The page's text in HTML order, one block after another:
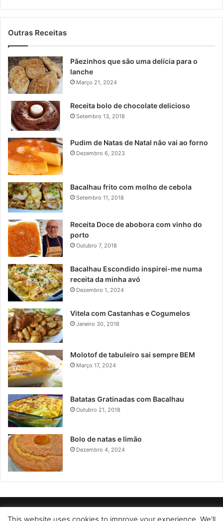
Outras Receitas
Pãezinhos que são uma delícia para o
lanche
Março 21, 2024
Receita bolo de chocolate delicioso
Setembro 13, 2018
Pudim de Natas de Natal não vai ao forno
Dezembro 6, 2023
Bacalhau frito com molho de cebola
Setembro 11, 2018
Receita Doce de abobora com vinho do
porto
Outubro 7, 2018
Bacalhau Escondido inspirei-me numa
receita da minha avó
Dezembro 1, 2024
Vitela com Castanhas e Cogumelos
Janeiro 30, 2018
Molotof de tabuleiro sai sempre BEM
Março 17, 2024
Batatas Gratinadas com Bacalhau
Outubro 21, 2018
Bolo de natas e limão
Dezembro 4, 2024
POLÍTICA DE PRIVACIDADE SOBRE NÓS POLÍTICA DE COOKIES
This website uses cookies to improve your experience. We'll